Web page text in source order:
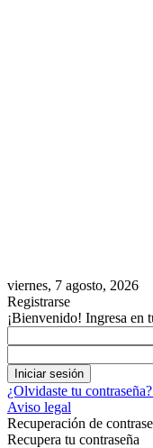
viernes, 7 agosto, 2026
Registrarse
¡Bienvenido! Ingresa en
¿Olvidaste tu
Aviso legal
Recuperación de
Recupera tu contraseña